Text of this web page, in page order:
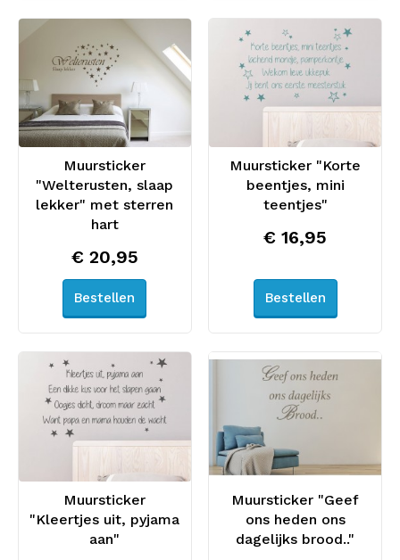
Muursticker
"Welterusten, slaap
lekker" met sterren
hart
€ 20,95
Bestellen
Muursticker "Korte
beentjes, mini
teentjes"
€ 16,95
Bestellen
Muursticker
"Kleertjes uit, pyjama
aan"
Muursticker "Geef
ons heden ons
dagelijks brood.."